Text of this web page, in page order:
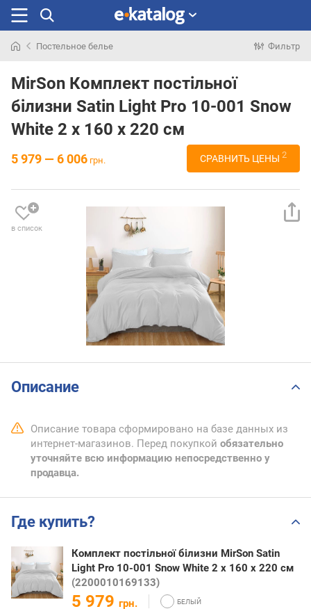
раньше
Постельное белье Фильтр
MirSon Комплект постільної
білизни Satin Light Pro 10-001 Snow
White 2 x 160 x 220 см
5 979 — 6 006 грн. СРАВНИТЬ ЦЕНЫ 2
в список
Описание
Описание товара сформировано на базе данных из
интернет-магазинов. Перед покупкой обязательно
уточняйте всю информацию непосредственно у
продавца.
Где купить?
Комплект постільної білизни MirSon Satin
Light Pro 10-001 Snow White 2 x 160 x 220 см
(2200010169133)
5 979 грн.